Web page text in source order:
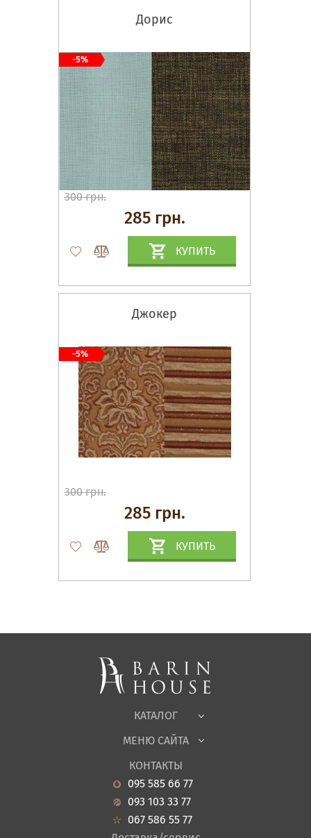
Дорис
300 грн.
285 грн.
КУПИТЬ
-5%
Джокер
300 грн.
285 грн.
КУПИТЬ
-5%
КАТАЛОГ
Спальни, Кровати
Корпусная мебель
Офисная мебель
Садовая мебель
Гостиная
Кухня
Прихожие
Ванная
МЕНЮ САЙТА
О нас
Новости
Гарантия
Кредит
Оплата и доставка
КОНТАКТЫ
095 585 66 77
093 103 33 77
067 586 55 77